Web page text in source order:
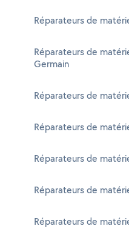
Réparateurs de
Réparateurs de
Germain
Réparateurs de
Réparateurs de
Réparateurs de
Réparateurs de
Réparateurs de